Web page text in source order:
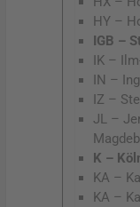
HY –
IGB –
IK –
IN –
IZ –
JL –
K –
KA –
KA –